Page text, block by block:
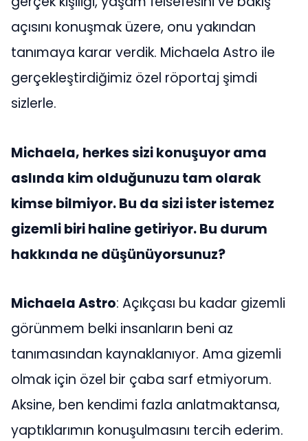
açısını konuşmak üzere, onu yakından
tanımaya karar verdik. Michaela Astro ile
gerçekleştirdiğimiz özel röportaj şimdi
sizlerle.
Michaela, herkes sizi konuşuyor ama
aslında kim olduğunuzu tam olarak
kimse bilmiyor. Bu da sizi ister istemez
gizemli biri haline getiriyor. Bu durum
hakkında ne düşünüyorsunuz?
Michaela Astro: Açıkçası bu kadar gizemli
görünmem belki insanların beni az
tanımasından kaynaklanıyor. Ama gizemli
olmak için özel bir çaba sarf etmiyorum.
Aksine, ben kendimi fazla anlatmaktansa,
yaptıklarımın konuşulmasını tercih ederim.